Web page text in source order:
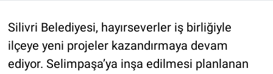
Silivri Belediyesi, hayırseverler iş birliğiyle
ilçeye yeni projeler kazandırmaya devam
ediyor. Selimpaşa’ya inşa edilmesi planlanan